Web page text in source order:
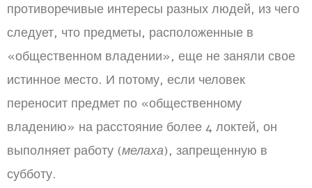
противоречивые интересы разных людей, из чего
следует, что предметы, расположенные в
«общественном владении», еще не заняли свое
истинное место. И потому, если человек
переносит предмет по «общественному
владению» на расстояние более 4 локтей, он
выполняет работу (мелаха), запрещенную в
субботу.